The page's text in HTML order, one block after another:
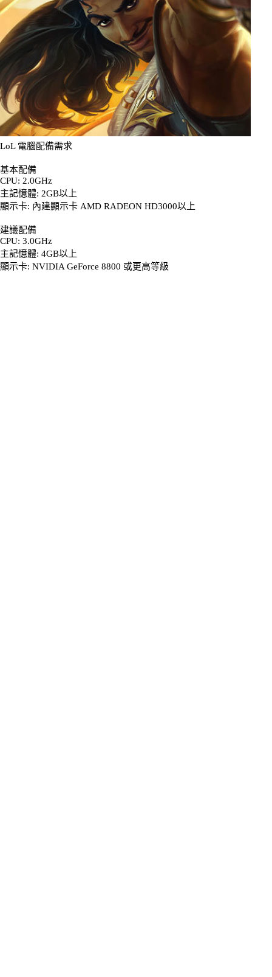
LoL 電腦配備需求
基本配備
CPU: 2.0GHz
主記憶體: 2GB以上
顯示卡: 內建顯示卡 AMD RADEON HD3000以上
建議配備
CPU: 3.0GHz
主記憶體: 4GB以上
顯示卡: NVIDIA GeForce 8800 或更高等級